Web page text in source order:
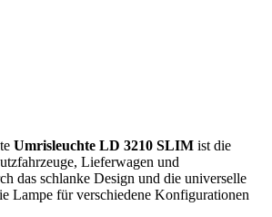
Umrisleuchte LD 3210 SLIM ist die
Lieferwagen und
das schlanke Design und die universelle
Lampe für verschiedene Konfigurationen